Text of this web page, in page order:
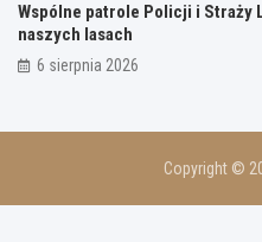
Wspólne patrole Policji i Straży
naszych lasach
6 sierpnia 2026
Copyright ©